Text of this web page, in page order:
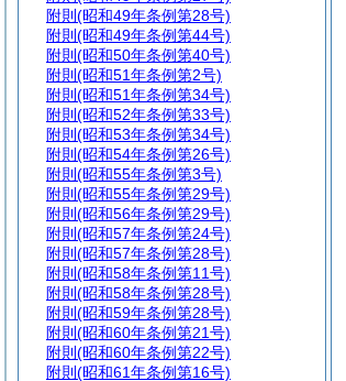
附則 (昭和49年条例第28号)
附則 (昭和49年条例第44号)
附則 (昭和50年条例第40号)
附則 (昭和51年条例第2号)
附則 (昭和51年条例第34号)
附則 (昭和52年条例第33号)
附則 (昭和53年条例第34号)
附則 (昭和54年条例第26号)
附則 (昭和55年条例第3号)
附則 (昭和55年条例第29号)
附則 (昭和56年条例第29号)
附則 (昭和57年条例第24号)
附則 (昭和57年条例第28号)
附則 (昭和58年条例第11号)
附則 (昭和58年条例第28号)
附則 (昭和59年条例第28号)
附則 (昭和60年条例第21号)
附則 (昭和60年条例第22号)
附則 (昭和61年条例第16号)